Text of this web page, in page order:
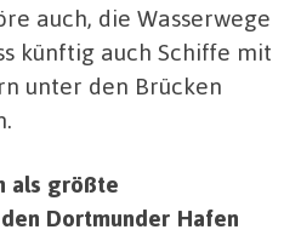
auch, die Wasserwege
künftig auch Schiffe mit
unter den Brücken
als größte
Dortmunder Hafen